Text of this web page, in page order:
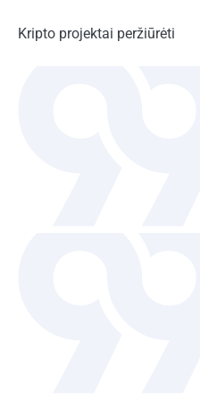
Kripto projektai peržiūrėti